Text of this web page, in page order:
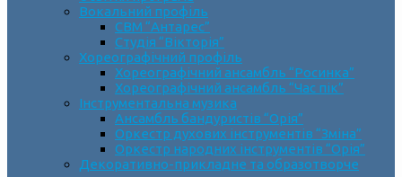
Вокальний профіль
СВМ “Антарес”
Студія “Вікторія”
Хореографічний профіль
Хореографічний ансамбль “Росинка”
Хореографічний ансамбль “Час пік”
Інструментальна музика
Ансамбль бандуристів “Орія”
Оркестр духових інструментів “Зміна”
Оркестр народних інструментів “Орія”
Декоративно-прикладне та образотворче